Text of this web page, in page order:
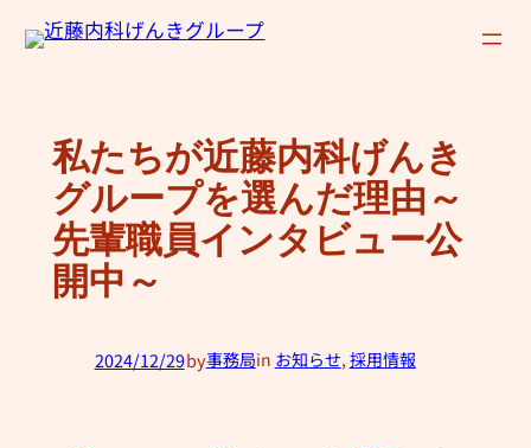
内
私たちが近藤内科げんき
グループを選んだ理由～
先輩職員インタビュー公
開中～
2024/12/29by事務局in お知らせ, 採用情報